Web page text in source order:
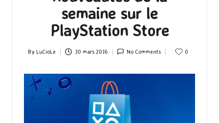
semaine sur le
PlayStation Store
Posted
By LuCioLe 30 mars 2016 No Comments 0